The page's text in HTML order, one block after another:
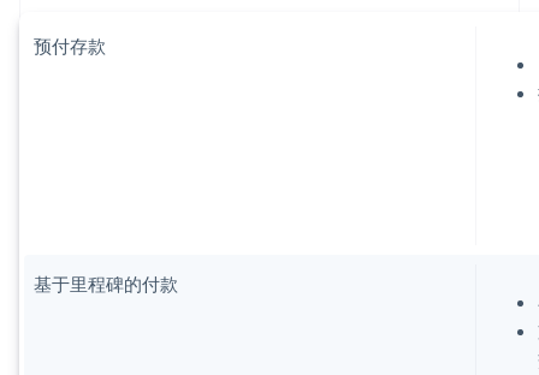
预付存款
基于里程碑的付款